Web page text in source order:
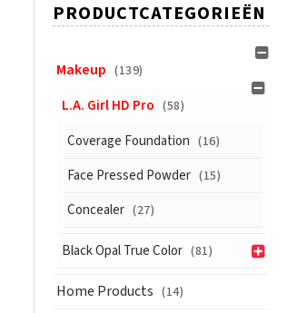
PRODUCTCATEGORIEËN
Makeup (139)
L.A. Girl HD Pro (58)
Coverage Foundation (16)
Face Pressed Powder (15)
Concealer (27)
Black Opal True Color (81)
Home Products (14)